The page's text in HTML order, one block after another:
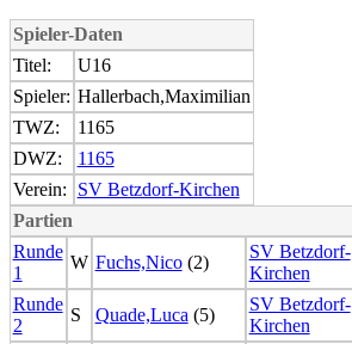
Spieler-Daten
Titel:
U16
Spieler: Hallerbach,Maximilian
TWZ:
1165
DWZ:
1165
Verein:
SV Betzdorf-Kirchen
Partien
Runde
1
W Fuchs,Nico(2)
SV Betzdorf-
Kirchen
Runde
2
S Quade,Luca (5)
SV Betzdorf-
Kirchen